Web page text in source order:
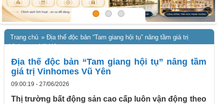
Trang chủ » Địa thế độc bản “Tam giang hội tụ” nâng tầm giá trị
Vinhomes Vũ Yên
Địa thế độc bản “Tam giang hội tụ” nâng tầm
giá trị Vinhomes Vũ Yên
09:00:19 - 27/06/2026
Thị trường bất động sản cao cấp luôn vận động theo